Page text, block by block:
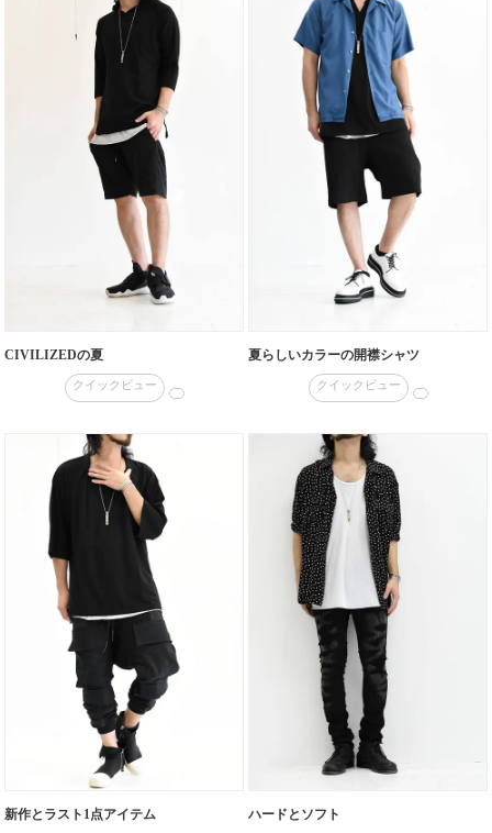
CIVILIZEDの夏
クイックビュー
夏らしいカラーの開襟シャツ
クイックビュー
新作とラスト1点アイテム ハードとソフト